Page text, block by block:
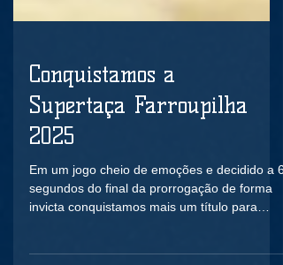
Conquistamos a
Supertaça Farroupilha
2025
Em um jogo cheio de emoções e decidido a 6
nosso...